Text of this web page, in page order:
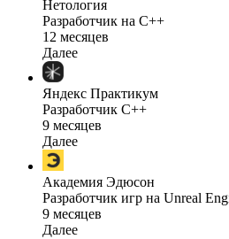
Нетология
Разработчик на C++
12 месяцев
Далее
Яндекс Практикум
Разработчик C++
9 месяцев
Далее
Академия Эдюсон
Разработчик игр на Unreal
9 месяцев
Далее